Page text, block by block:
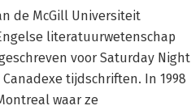
de McGill Universiteit
literatuurwetenschap
voor Saturday Night
tijdschriften. In 1998
waar ze